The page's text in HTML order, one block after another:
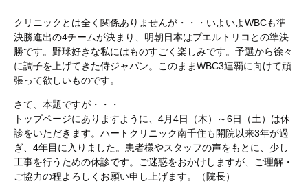
クリニックとは全く関係ありませんが・・・いよいよWBCも準
決勝進出の4チームが決まり、明朝日本はプエルトリコとの準決
勝です。野球好きな私にはものすごく楽しみです。予選から徐々
に調子を上げてきた侍ジャパン。このままWBC3連覇に向けて頑
張って欲しいものです。
さて、本題ですが・・・
トップページにありますように、4月4日（木）～6日（土）は休
診をいただきます。ハートクリニック南千住も開院以来3年が過
ぎ、4年目に入りました。患者様やスタッフの声をもとに、少し
工事を行うための休診です。ご迷惑をおかけしますが、ご理解・
ご協力の程よろしくお願い申し上げます。（院長）